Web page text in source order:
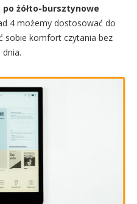
żółto-bursztynowe
4 możemy dostosować do
sobie komfort czytania bez